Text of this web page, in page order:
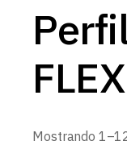
Mostrando